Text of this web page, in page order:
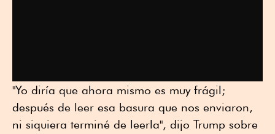
"Yo diría que ahora mismo es muy frágil;
después de leer esa basura que nos enviaron,
ni siquiera terminé de leerla", dijo Trump sobre